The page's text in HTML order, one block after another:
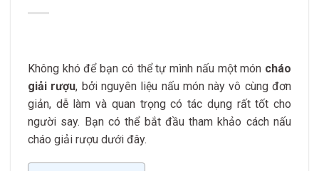
Không khó để bạn có thể tự mình nấu một món cháo
giải rượu, bởi nguyên liệu nấu món này vô cùng đơn
giản, dễ làm và quan trọng có tác dụng rất tốt cho
người say. Bạn có thể bắt đầu tham khảo cách nấu
cháo giải rượu dưới đây.